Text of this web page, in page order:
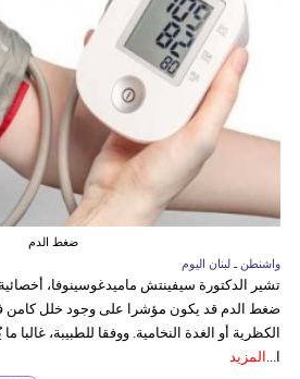
ضغط الدم
واشنطن ـ لبنان اليوم
تشير الدكتورة سيفينتش ماميدغوسينوفا،
ضغط الدم قد يكون مؤشرا على وجود خلل كامن في
الكظرية أو الغدة النخامية. ووفقا للطبيبة، غالبا
ا...
المزيد